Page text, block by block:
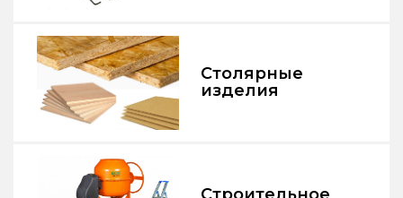
Столярные
изделия
Строительное